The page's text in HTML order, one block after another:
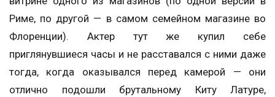
Риме, по другой — в самом семейном магазине во
Флоренции). Актер тут же купил себе
приглянувшиеся часы и не расставался с ними даже
тогда, когда оказывался перед камерой — они
отлично подошли брутальному Киту Латуре,